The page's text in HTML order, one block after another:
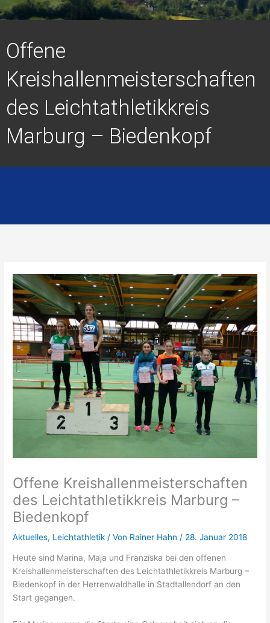
Offene
Kreishallenmeisterschaften
des Leichtathletikkreis
Marburg – Biedenkopf
Offene Kreishallenmeisterschaften
des Leichtathletikkreis Marburg –
Biedenkopf
Aktuelles, Leichtathletik / Von Rainer Hahn / 28. Januar 2018
Heute sind Marina, Maja und Franziska bei den offenen
Kreishallenmeisterschaften des Leichtathletikkreis Marburg –
Biedenkopf in der Herrenwaldhalle in Stadtallendorf an den
Start gegangen.